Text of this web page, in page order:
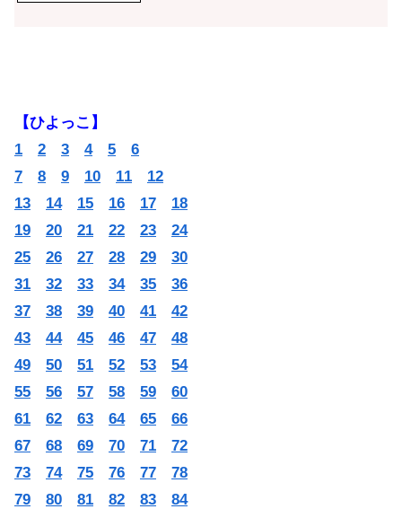
【ひよっこ】
1
2 3 4 5
6
7
8 9 10 11
12
13
14 15 16 17
18
19
20 21 22 23
24
25
26 27 28 29
30
31
32 33 34 35
36
37
38 39 40 41
42
43
44 45 46 47
48
49
50 51 52 53
54
55
56 57 58 59
60
61
62 63 64 65
66
67
68 69 70 71
72
73
74 75 76 77
78
79
80 81 82 83
84